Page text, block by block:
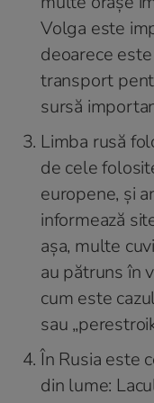
Volga este
deoarece
transport
sursă
Limba rusă
de cele
europene, și
informează
așa, multe
au pătruns în
cum este
sau
În Rusia este
din lume: